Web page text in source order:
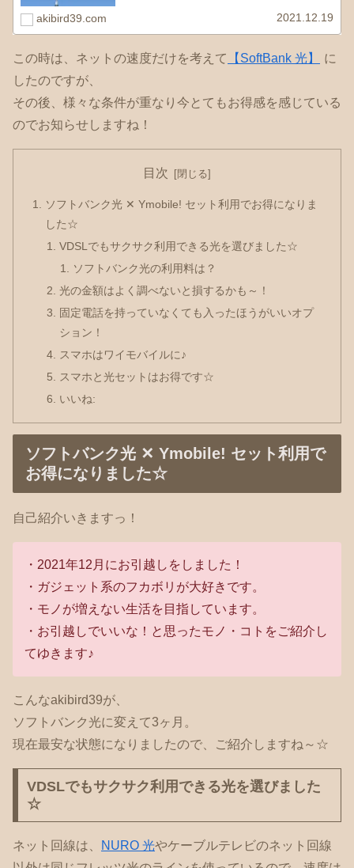
akibird39.com 2021.12.19
この時は、ネットの速度だけを考えて 【SoftBank 光】
に
したのですが、
その後、様々な条件が重なり今とてもお得感を感じている
のでお知らせしますね！
目次
ソフトバンク光 ✕ Ymobile! セット利用でお得になりま
した☆
VDSLでもサクサク利用できる光を選びました☆
ソフトバンク光の利用料は？
光の金額はよく調べないと損するかも～！
固定電話を持っていなくても入ったほうがいいオプ
ション！
スマホはワイモバイルに♪
スマホと光セットはお得です☆
いいね:
ソフトバンク光 ✕ Ymobile! セット利用で
お得になりました☆
自己紹介いきますっ！
・2021年12月にお引越しをしました！
・ガジェット系のフカボリが大好きです。
・モノが増えない生活を目指しています。
・お引越しでいいな！と思ったモノ・コトをご紹介し
てゆきます♪
こんなakibird39が、
ソフトバンク光に変えて3ヶ月。
現在最安な状態になりましたので、ご紹介しますね～☆
VDSLでもサクサク利用できる光を選びました
☆
ネット回線は、 NURO 光やケーブルテレビのネット回線